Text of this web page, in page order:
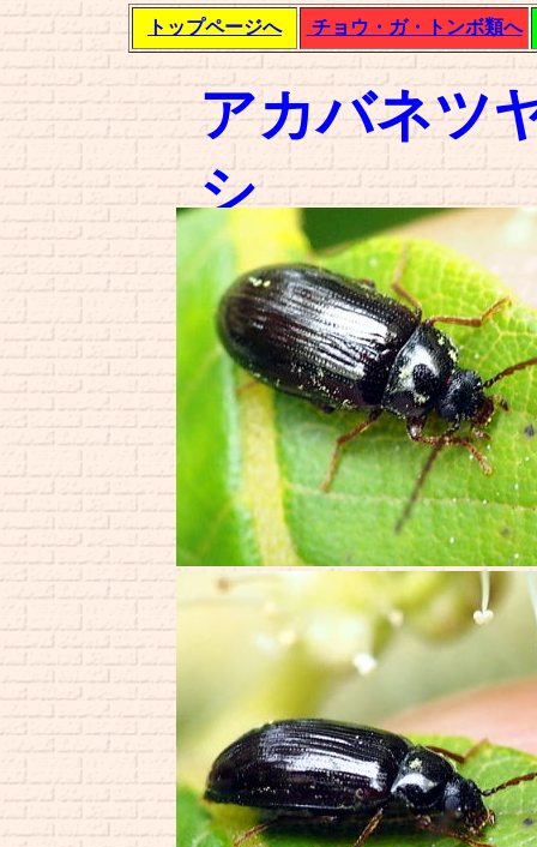
トップページへ チョウ・ガ・トンボ類へ
アカバネツ
シ